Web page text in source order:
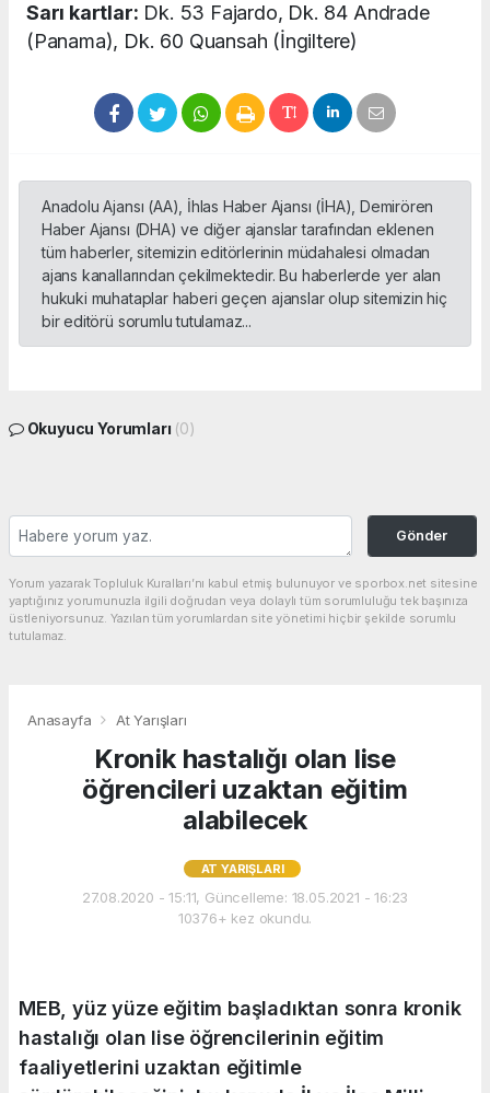
Sarı kartlar: Dk. 53 Fajardo, Dk. 84 Andrade
(Panama), Dk. 60 Quansah (İngiltere)
Anadolu Ajansı (AA), İhlas Haber Ajansı (İHA), Demirören
Haber Ajansı (DHA) ve diğer ajanslar tarafından eklenen
tüm haberler, sitemizin editörlerinin müdahalesi olmadan
ajans kanallarından çekilmektedir. Bu haberlerde yer alan
hukuki muhataplar haberi geçen ajanslar olup sitemizin hiç
bir editörü sorumlu tutulamaz...
Okuyucu Yorumları (0)
Gönder
Yorum yazarak Topluluk Kuralları’nı kabul etmiş bulunuyor ve sporbox.net sitesine
yaptığınız yorumunuzla ilgili doğrudan veya dolaylı tüm sorumluluğu tek başınıza
üstleniyorsunuz. Yazılan tüm yorumlardan site yönetimi hiçbir şekilde sorumlu
tutulamaz.
Anasayfa At Yarışları
Kronik hastalığı olan lise
öğrencileri uzaktan eğitim
alabilecek
AT YARIŞLARI
27.08.2020 - 15:11, Güncelleme: 18.05.2021 - 16:23
10376+ kez okundu.
MEB, yüz yüze eğitim başladıktan sonra kronik
hastalığı olan lise öğrencilerinin eğitim
faaliyetlerini uzaktan eğitimle